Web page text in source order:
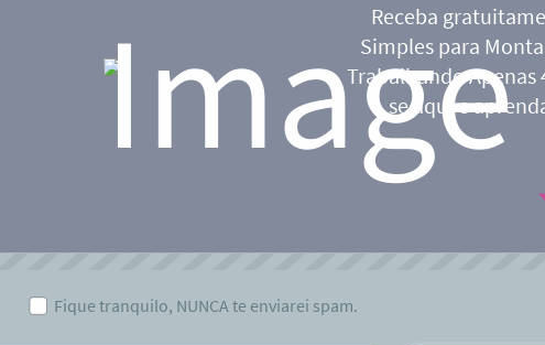
Receba
Simples para
Trabalhando Apenas
se aqui e
Fique tranquilo, NUNCA te enviarei spam.